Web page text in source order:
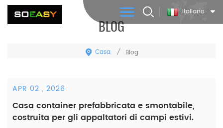
Italiano
BLOG
Casa / Blog
APR 02 , 2026
Casa container prefabbricata e smontabile,
costruita per gli appaltatori di campi estivi.